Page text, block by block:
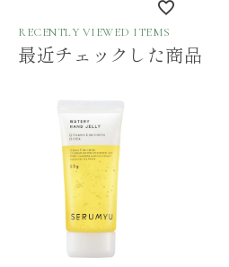
RECENTLY VIEWED ITEMS
最近チェックした商品